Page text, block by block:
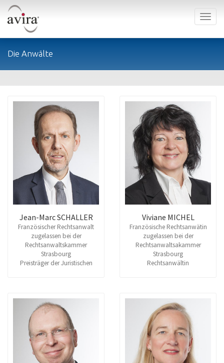
Die Anwälte
Jean-Marc SCHALLER
Französischer Rechtsanwalt
zugelassen bei der
Rechtsanwaltskammer
Strasbourg
Preisträger der Juristischen
Viviane MICHEL
Französische Rechtsanwätin
zugelassen bei der
Rechtsanwaltsakammer
Strasbourg
Rechtsanwältin